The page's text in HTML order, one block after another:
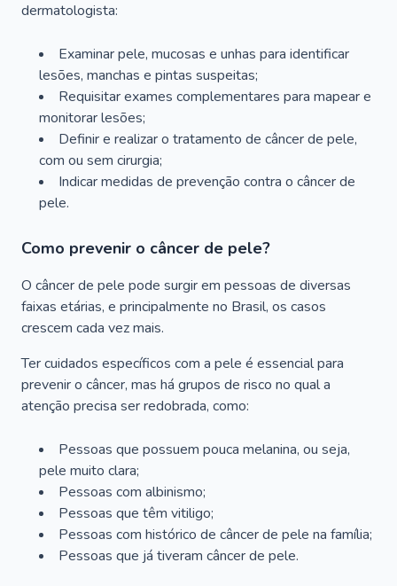
dermatologista:
Examinar pele, mucosas e unhas para identificar
lesões, manchas e pintas suspeitas;
Requisitar exames complementares para mapear e
monitorar lesões;
Definir e realizar o tratamento de câncer de pele,
com ou sem cirurgia;
Indicar medidas de prevenção contra o câncer de
pele.
Como prevenir o câncer de pele?
O câncer de pele pode surgir em pessoas de diversas
faixas etárias, e principalmente no Brasil, os casos
crescem cada vez mais.
Ter cuidados específicos com a pele é essencial para
prevenir o câncer, mas há grupos de risco no qual a
atenção precisa ser redobrada, como:
Pessoas que possuem pouca melanina, ou seja,
pele muito clara;
Pessoas com albinismo;
Pessoas que têm vitiligo;
Pessoas com histórico de câncer de pele na família;
Pessoas que já tiveram câncer de pele.